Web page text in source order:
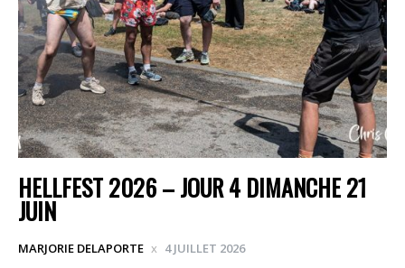
HELLFEST 2026 – JOUR 4 DIMANCHE 21
JUIN
MARJORIE DELAPORTE 4 JUILLET 2026